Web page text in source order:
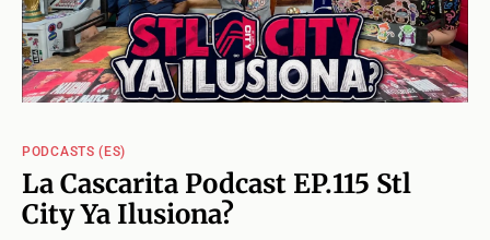
PODCASTS (ES)
La Cascarita Podcast EP.115 Stl
City Ya Ilusiona?